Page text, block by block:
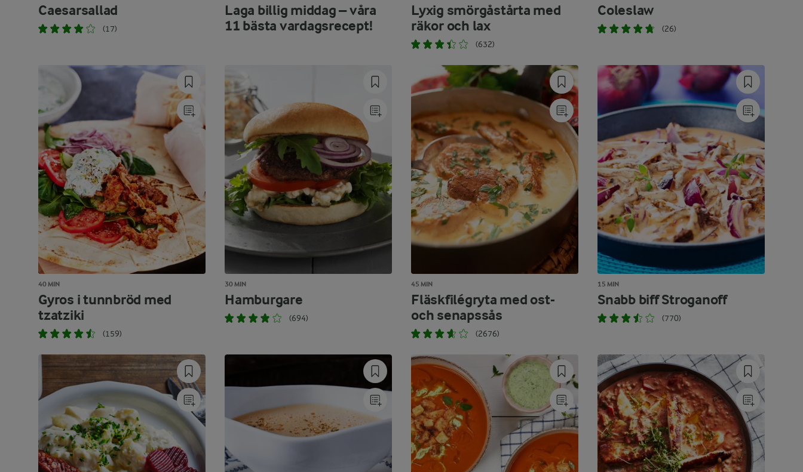
Caesarsallad
(17)
Laga billig middag – våra
11 bästa vardagsrecept!
Lyxig smörgåstårta med
räkor och lax
(632)
Coleslaw
(26)
40 MIN
Gyros i tunnbröd med
tzatziki
(159)
30 MIN
Hamburgare
(694)
45 MIN
Fläskfilégryta med ost-
och senapssås
(2676)
15 MIN
Snabb biff Stroganoff
(770)